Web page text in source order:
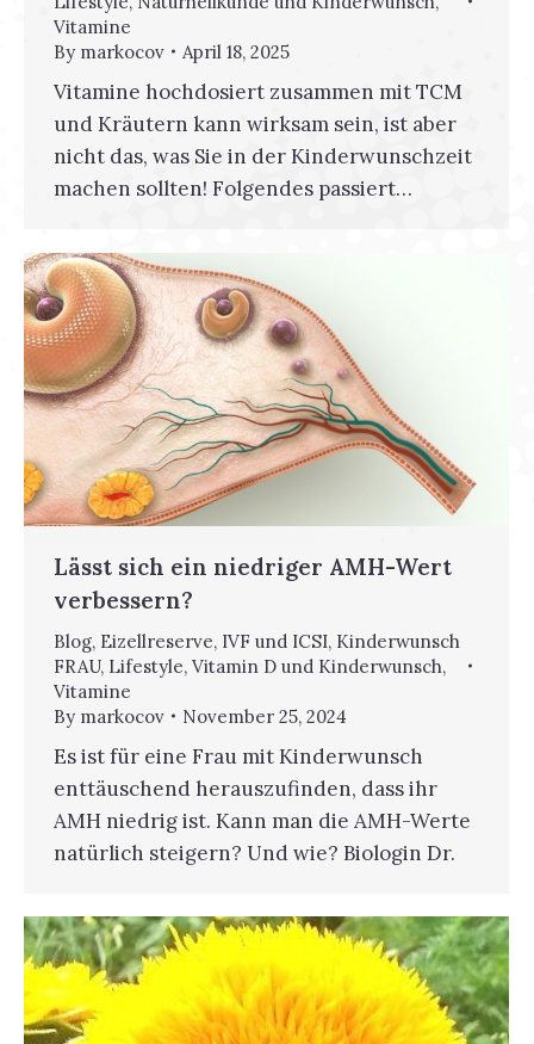
Vitamine
By markocov April 18, 2025
Vitamine hochdosiert zusammen mit TCM
und Kräutern kann wirksam sein, ist aber
nicht das, was Sie in der Kinderwunschzeit
machen sollten! Folgendes passiert…
Lässt sich ein niedriger AMH-Wert
verbessern?
Blog, Eizellreserve, IVF und ICSI, Kinderwunsch
FRAU, Lifestyle, Vitamin D und Kinderwunsch,
Vitamine
By markocov November 25, 2024
Es ist für eine Frau mit Kinderwunsch
enttäuschend herauszufinden, dass ihr
AMH niedrig ist. Kann man die AMH-Werte
natürlich steigern? Und wie? Biologin Dr.